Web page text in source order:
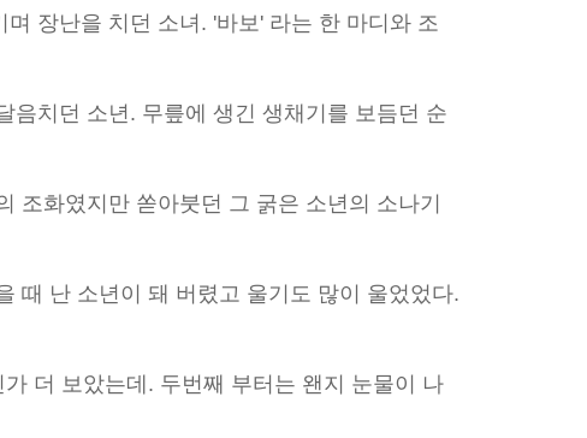
며 장난을 치던 소녀. '바보' 라는 한 마디와 조
음치던 소년. 무릎에 생긴 생채기를 보듬던 순
조화였지만 쏟아붓던 그 굵은 소년의 소나기
때 난 소년이 돼 버렸고 울기도 많이 울었었다.
더 보았는데. 두번째 부터는 왠지 눈물이 나